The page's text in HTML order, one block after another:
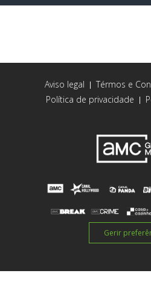
Aviso legal | Térmos e
Política de privacidade |
Gerir